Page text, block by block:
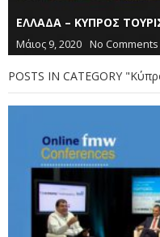
ΕΛΛΑΔΑ – ΚΥΠΡΟΣ
Μάιος 9, 2020 No Comments
POSTS IN CATEGORY